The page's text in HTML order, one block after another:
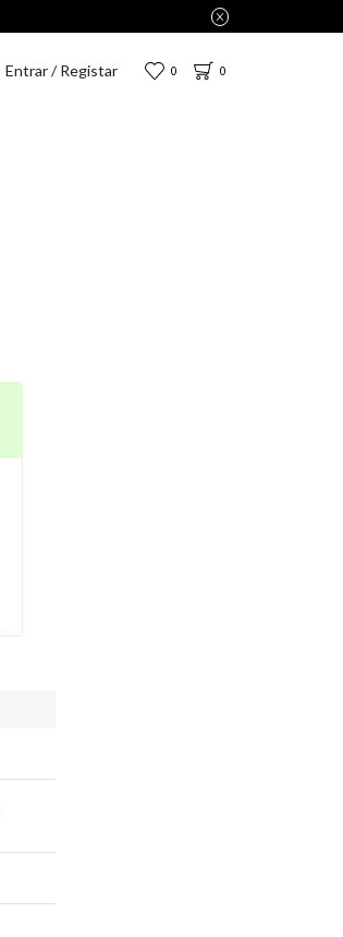
Entrar / Registar 0 0